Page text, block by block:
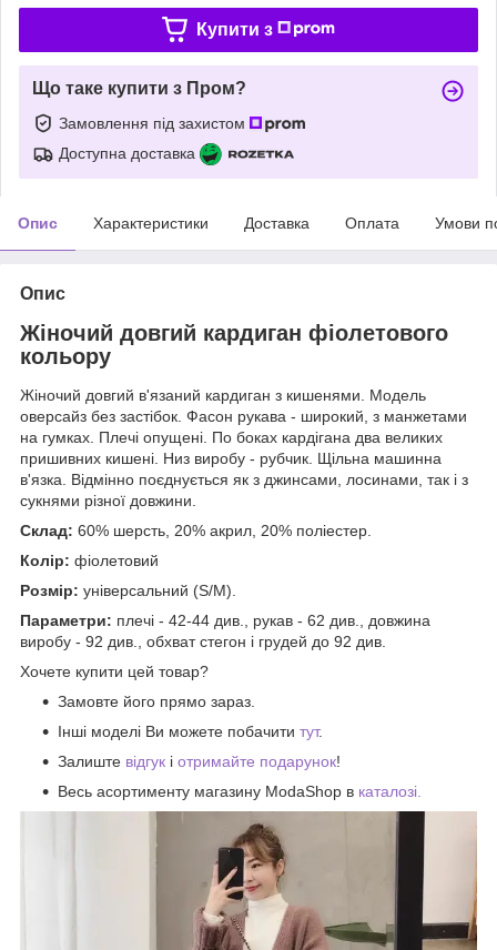
Купити з
Що таке купити з Пром?
Замовлення під захистом
Доступна доставка
Опис Характеристики Доставка Оплата Умови
Опис
Жіночий довгий кардиган фіолетового
кольору
Жіночий довгий в'язаний кардиган з кишенями. Модель
оверсайз без застібок. Фасон рукава - широкий, з манжетами
на гумках. Плечі опущені. По боках кардігана два великих
пришивних кишені. Низ виробу - рубчик. Щільна машинна
в'язка. Відмінно поєднується як з джинсами, лосинами, так і з
сукнями різної довжини.
Склад: 60% шерсть, 20% акрил, 20% поліестер.
Колір: фіолетовий
Розмір: універсальний (S/М).
Параметри: плечі - 42-44 див., рукав - 62 див., довжина
виробу - 92 див., обхват стегон і грудей до 92 див.
Хочете купити цей товар?
Замовте його прямо зараз.
Інші моделі Ви можете побачити тут.
Залиште відгук і отримайте подарунок!
Весь асортименту магазину ModaShop в каталозі.